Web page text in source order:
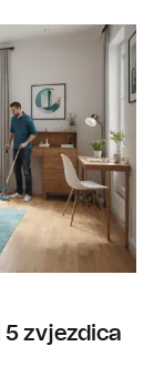
zvjezdica